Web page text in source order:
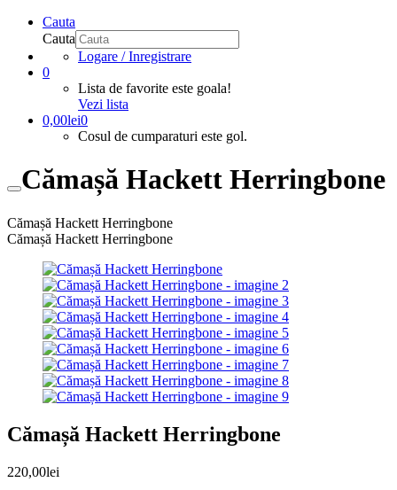
Cauta
Cauta
Logare / Inregistrare
0
Lista de favorite este goala!
Vezi lista
0,00lei0
Cosul de cumparaturi este gol.
Cămașă Hackett Herringbone
Cămașă Hackett Herringbone
Cămașă Hackett Herringbone
Cămașă Hackett Herringbone
220,00lei